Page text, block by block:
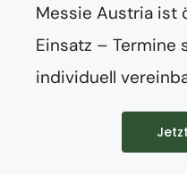
Messie Austria ist
Einsatz – Termine
individuell